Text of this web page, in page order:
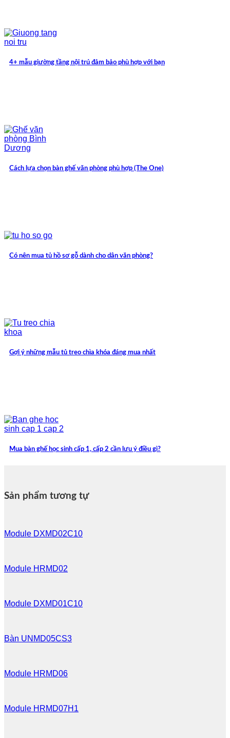
4+ mẫu giường tầng nội trú đảm bảo phù hợp với bạn
Cách lựa chọn bàn ghế văn phòng phù hợp (The One)
Có nên mua tủ hồ sơ gỗ dành cho dân văn phòng?
Gợi ý những mẫu tủ treo chìa khóa đáng mua nhất
Mua bàn ghế học sinh cấp 1, cấp 2 cần lưu ý điều gì?
Sản phẩm tương tự
Module DXMD02C10
Module HRMD02
Module DXMD01C10
Bàn UNMD05CS3
Module HRMD06
Module HRMD07H1